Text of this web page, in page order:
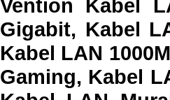
Vention Kabel
Gigabit, Kabel
Kabel LAN
Gaming, Kabel